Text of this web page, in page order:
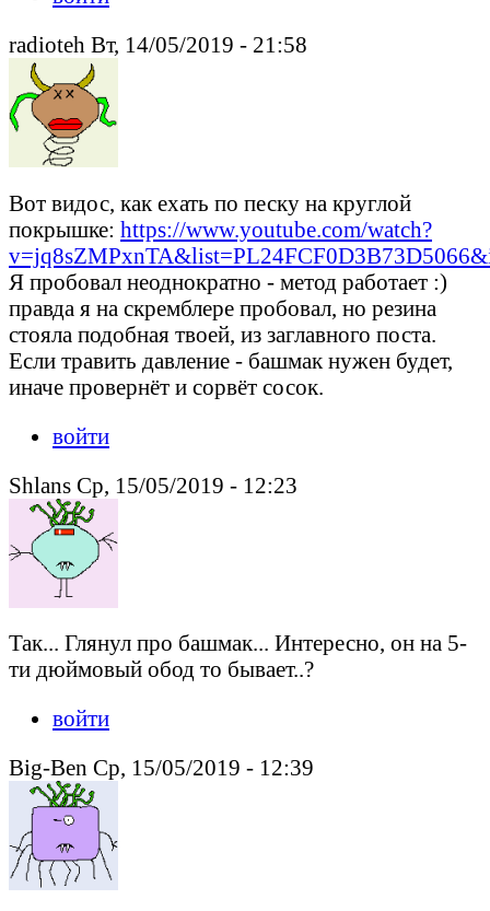
radioteh Вт, 14/05/2019 - 21:58
Вот видос, как ехать по песку на круглой
покрышке: https://www.youtube.com/watch?
Я пробовал неоднократно - метод работает :)
правда я на скремблере пробовал, но резина
стояла подобная твоей, из заглавного поста.
Если травить давление - башмак нужен будет,
иначе провернёт и сорвёт сосок.
войти
Shlans Ср, 15/05/2019 - 12:23
Так... Глянул про башмак... Интересно, он на 5-
ти дюймовый обод то бывает..?
войти
Big-Ben Ср, 15/05/2019 - 12:39